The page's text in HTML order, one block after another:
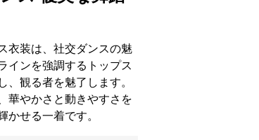
衣装は、社交ダンスの魅
インを強調するトップス
、観る者を魅了します。
華やかさと動きやすさを
かせる一着です。